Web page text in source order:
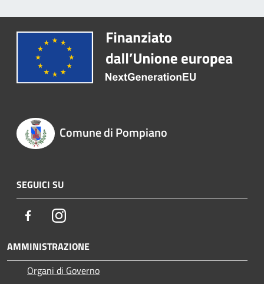
Comune di Pompiano
SEGUICI SU
FacebookInstagram
AMMINISTRAZIONE
Organi di Governo